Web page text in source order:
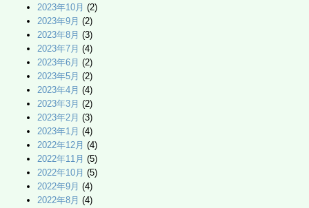
2023年10月 (2)
2023年9月 (2)
2023年8月 (3)
2023年7月 (4)
2023年6月 (2)
2023年5月 (2)
2023年4月 (4)
2023年3月 (2)
2023年2月 (3)
2023年1月 (4)
2022年12月 (4)
2022年11月 (5)
2022年10月 (5)
2022年9月 (4)
2022年8月 (4)